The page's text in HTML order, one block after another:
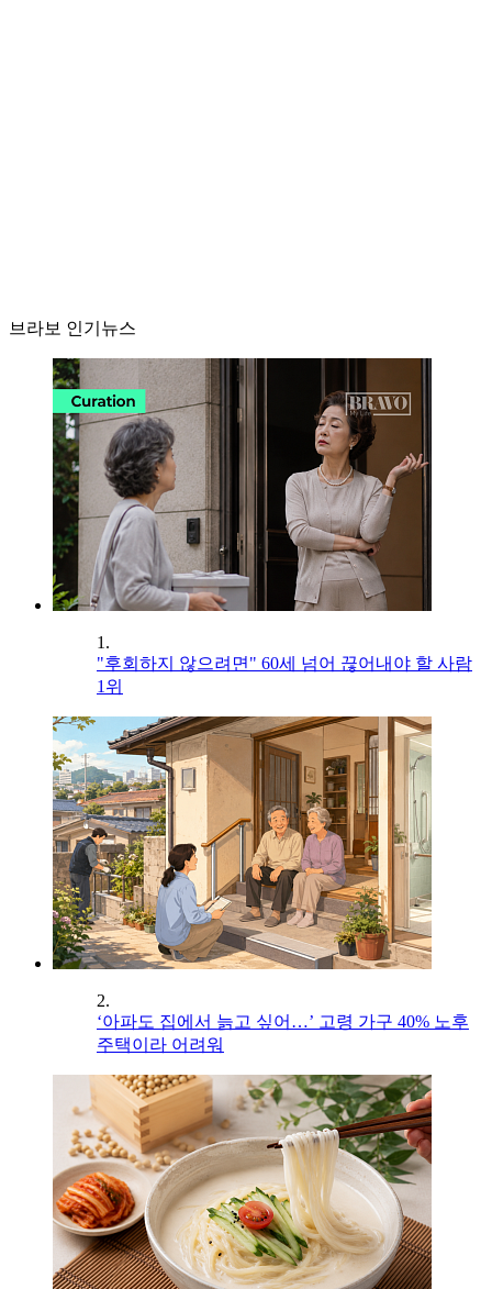
브라보 인기뉴스
1.
"후회하지 않으려면" 60세 넘어 끊어내야 할 사람
1위
2.
‘아파도 집에서 늙고 싶어…’ 고령 가구 40% 노후
주택이라 어려워